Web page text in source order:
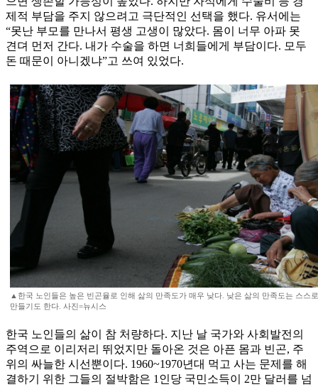
제적 부담을 주지 않으려고 극단적인 선택을 했다. 유서에는
“못난 부모를 만나서 평생 고생이 많았다. 몸이 너무 아파 못
견뎌 먼저 간다. 내가 수술을 하면 너희들에게 부담이다. 모두
돈 때문이 아니겠냐”고 쓰여 있었다.
▲한국 노인들은 높은 빈곤율로 인해 삶의 만족도가 매우 낮다. 낮은 삶의 만족도는 스스
만들기도 한다. 사진=뉴시스
한국 노인들의 삶이 참 처량하다. 지난 날 국가와 사회발전의
주역으로 이리저리 뛰었지만 돌아온 것은 아픈 몸과 빈곤, 주
위의 싸늘한 시선뿐이다. 1960~1970년대 먹고 사는 문제를 해
결하기 위한 그들의 절박함은 1인당 국민소득이 2만 달러를 넘